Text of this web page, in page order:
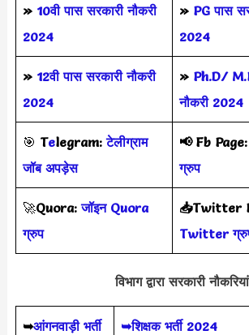
» 10वी पास सरकारी नौकरी
2024
» PG पास
2024
» 12वी पास सरकारी नौकरी
2024
» Ph.D/
नौकरी 2024
🎯 Telegram: टेलीग्राम
जॉब अपड़ेस
📢 Fb
ग्रुप
🚀Quora:जॉइन Quora
ग्रुप
📥Twitter
Twitter
विभाग द्वारा सरकारी नौकरियां
➥आंगनवाड़ी भर्ती
➥शिक्षक भर्ती 2024